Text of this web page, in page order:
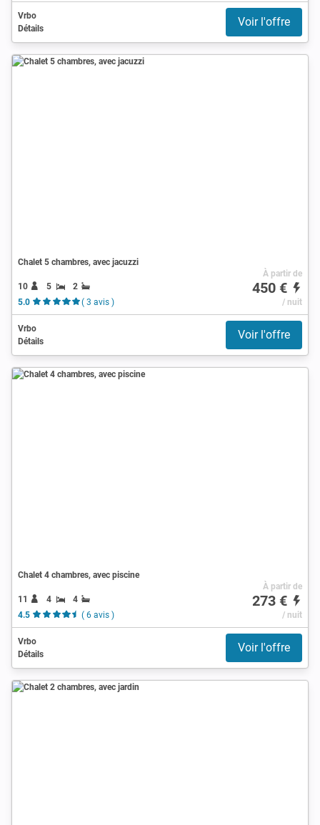
Vrbo
Détails
Voir l'offre
Chalet 5 chambres, avec jacuzzi
10 5
2
5.0
( 3 avis )
À partir de
450 €
/ nuit
Vrbo
Détails
Voir l'offre
Chalet 4 chambres, avec piscine
11 4
4
4.5
( 6 avis )
À partir de
273 €
/ nuit
Vrbo
Détails
Voir l'offre